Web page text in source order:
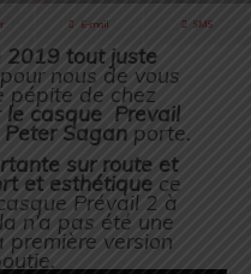
E-mail SMS
2019 tout juste
nous de vous
pépite de chez
le casque Prevail
Peter Sagan porte.
sur route et
et esthétiquece
Prévail 2 à
n’a pas été une
version